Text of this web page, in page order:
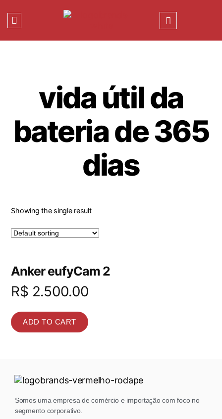
vida útil da
bateria de 365
dias
Showing the single result
Anker eufyCam 2
R$ 2.500.00
ADD TO CART
Somos uma empresa de comércio e importação com foco no
segmento corporativo.